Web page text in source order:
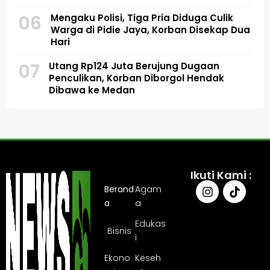
06
Mengaku Polisi, Tiga Pria Diduga Culik
Warga di Pidie Jaya, Korban Disekap Dua
Hari
07
Utang Rp124 Juta Berujung Dugaan
Penculikan, Korban Diborgol Hendak
Dibawa ke Medan
Berand
a
Agam
a
Bisnis
Edukas
i
Ekono Keseh
Ikuti Kami :